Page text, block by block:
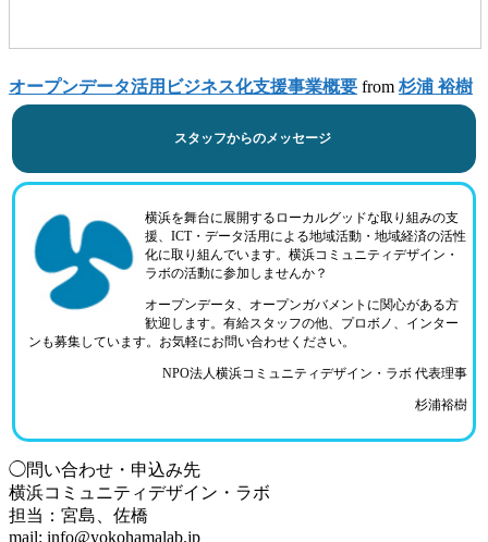
オープンデータ活用ビジネス化支援事業概要 from 杉浦 裕樹
スタッフからのメッセージ
横浜を舞台に展開するローカルグッドな取り組みの支
援、ICT・データ活用による地域活動・地域経済の活性
化に取り組んでいます。横浜コミュニティデザイン・
ラボの活動に参加しませんか？
オープンデータ、オープンガバメントに関心がある方
歓迎します。有給スタッフの他、プロボノ、インター
ンも募集しています。お気軽にお問い合わせください。
NPO法人横浜コミュニティデザイン・ラボ 代表理事
杉浦裕樹
◯問い合わせ・申込み先
横浜コミュニティデザイン・ラボ
担当：宮島、佐橋
mail: info@yokohamalab.jp